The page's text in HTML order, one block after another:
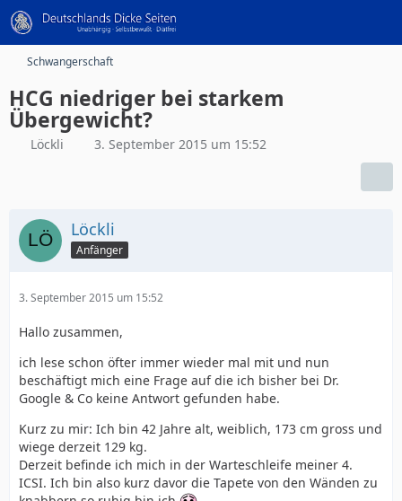
Schwangerschaft
HCG niedriger bei starkem
Übergewicht?
Löckli 3. September 2015 um 15:52
Löckli
Anfänger
3. September 2015 um 15:52
Hallo zusammen,
ich lese schon öfter immer wieder mal mit und nun
beschäftigt mich eine Frage auf die ich bisher bei Dr.
Google & Co keine Antwort gefunden habe.
Kurz zu mir: Ich bin 42 Jahre alt, weiblich, 173 cm gross und
wiege derzeit 129 kg.
Derzeit befinde ich mich in der Warteschleife meiner 4.
ICSI. Ich bin also kurz davor die Tapete von den Wänden zu